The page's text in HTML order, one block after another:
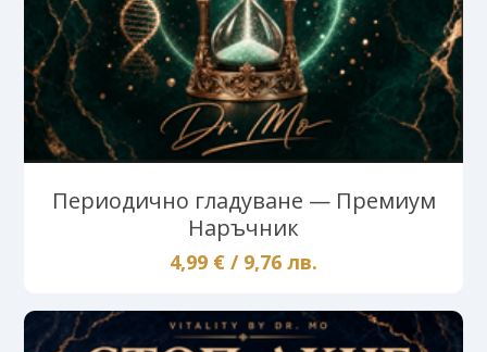
Периодично гладуване — Премиум
Наръчник
4,99 € / 9,76 лв.